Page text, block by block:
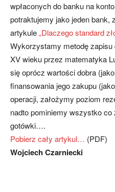
wpłaconych do banku na
potraktujemy jako jeden bank,
artykule„Dlaczego standard
Wykorzystamy metodę
XV wieku przez matematyka
się oprócz wartości dobra
finansowania jego zakupu
operacji, założymy poziom
nadto pominiemy wszystko co
gotówki….
Pobierz cały artykul… (PDF)
Wojciech Czarniecki